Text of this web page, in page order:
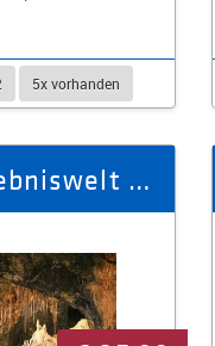
5x vorhanden
Familienkarte Erlebniswelt Saalfelder Feengrotten (2 Erw. + 1 Kind)